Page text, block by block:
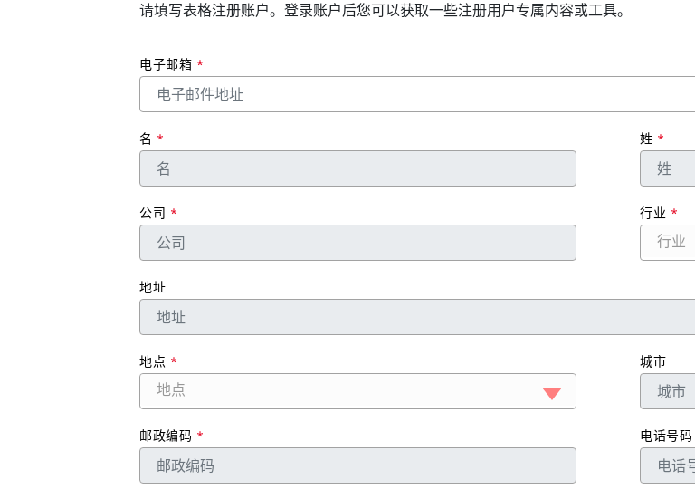
请填写表格注册账户。登录账户后您可以获取一些注册用户专属内容或工具。
电子邮箱 *
名 * 姓 *
公司 * 行业 *
行业
地址
地点 *
地点
城市
邮政编码 * 电话号码